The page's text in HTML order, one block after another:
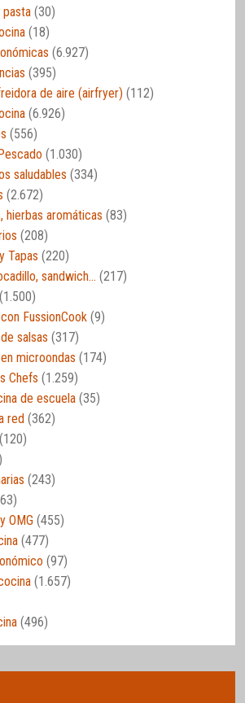
(30)
(18)
(6.927)
(395)
de aire (airfryer) (112)
(6.926)
(556)
(1.030)
saludables (334)
(2.672)
hierbas aromáticas (83)
(208)
Tapas (220)
sandwich… (217)
(1.500)
FussionCook (9)
salsas (317)
microondas (174)
Chefs (1.259)
de escuela (35)
red (362)
(120)
(243)
OMG (455)
(477)
(97)
(1.657)
(496)